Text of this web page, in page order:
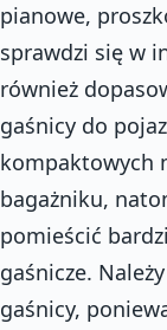
pianowe,
sprawdzi się w
również
gaśnicy do
kompaktowych
bagażniku,
pomieścić
gaśnicze.
gaśnicy,